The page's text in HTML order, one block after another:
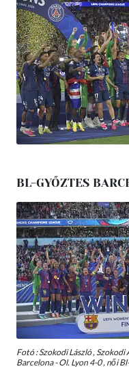
BL-GYŐZTES
Fotó : Szokodi László , Szokodi
Barcelona - Ol. Lyon 4-0 , női